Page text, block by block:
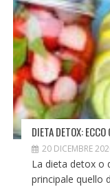
DIETA DETOX:
20 DICEMBRE
La dieta detox o
principale quello